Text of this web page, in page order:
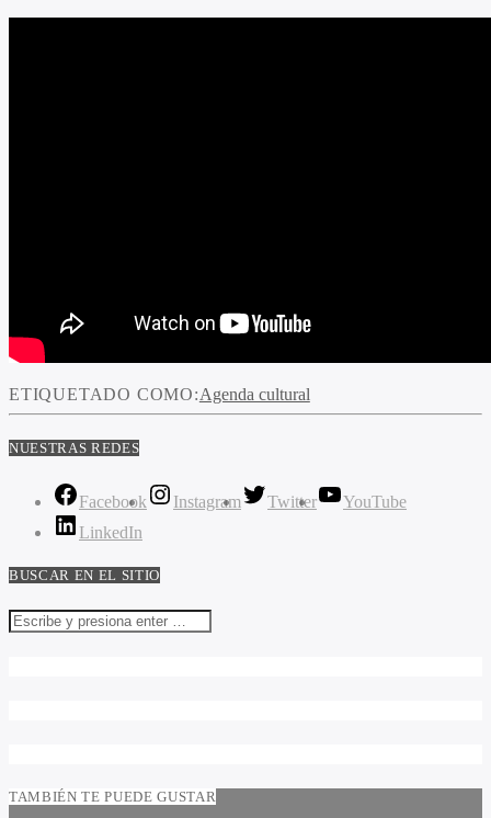
ETIQUETADO COMO:Agenda cultural
NUESTRAS REDES
Facebook Instagram Twitter
YouTube
LinkedIn
BUSCAR EN EL SITIO
TAMBIÉN TE PUEDE GUSTAR